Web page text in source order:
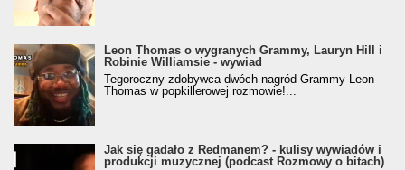
Leon Thomas o wygranych Grammy, Lauryn Hill i
Robinie Williamsie - wywiad
Tegoroczny zdobywca dwóch nagród Grammy Leon
Thomas w popkillerowej rozmowie!...
Jak się gadało z Redmanem? - kulisy wywiadów i
produkcji muzycznej (podcast Rozmowy o bitach)